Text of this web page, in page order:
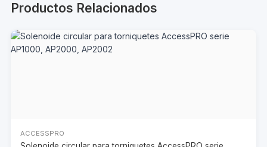
Productos Relacionados
ACCESSPRO